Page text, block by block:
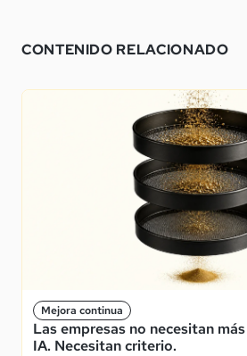
CONTENIDO RELACIONADO
Mejora continua
Las empresas no necesitan
IA. Necesitan criterio.